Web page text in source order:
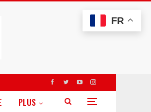
PLUS
FR